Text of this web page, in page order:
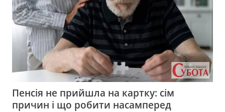
Пенсія не прийшла на картку: сім
причин і що робити насамперед